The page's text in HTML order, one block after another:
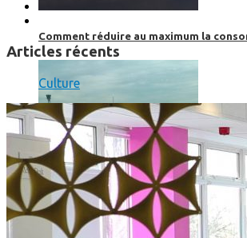
Comment réduire au maximum la
Articles récents
Culture